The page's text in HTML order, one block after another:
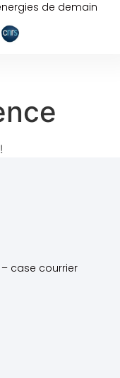
de demain
– case courrier